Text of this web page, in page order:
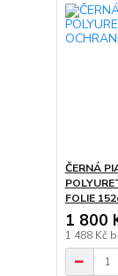
ČERNÁ
FOLIE
1 800
1 488 Kč